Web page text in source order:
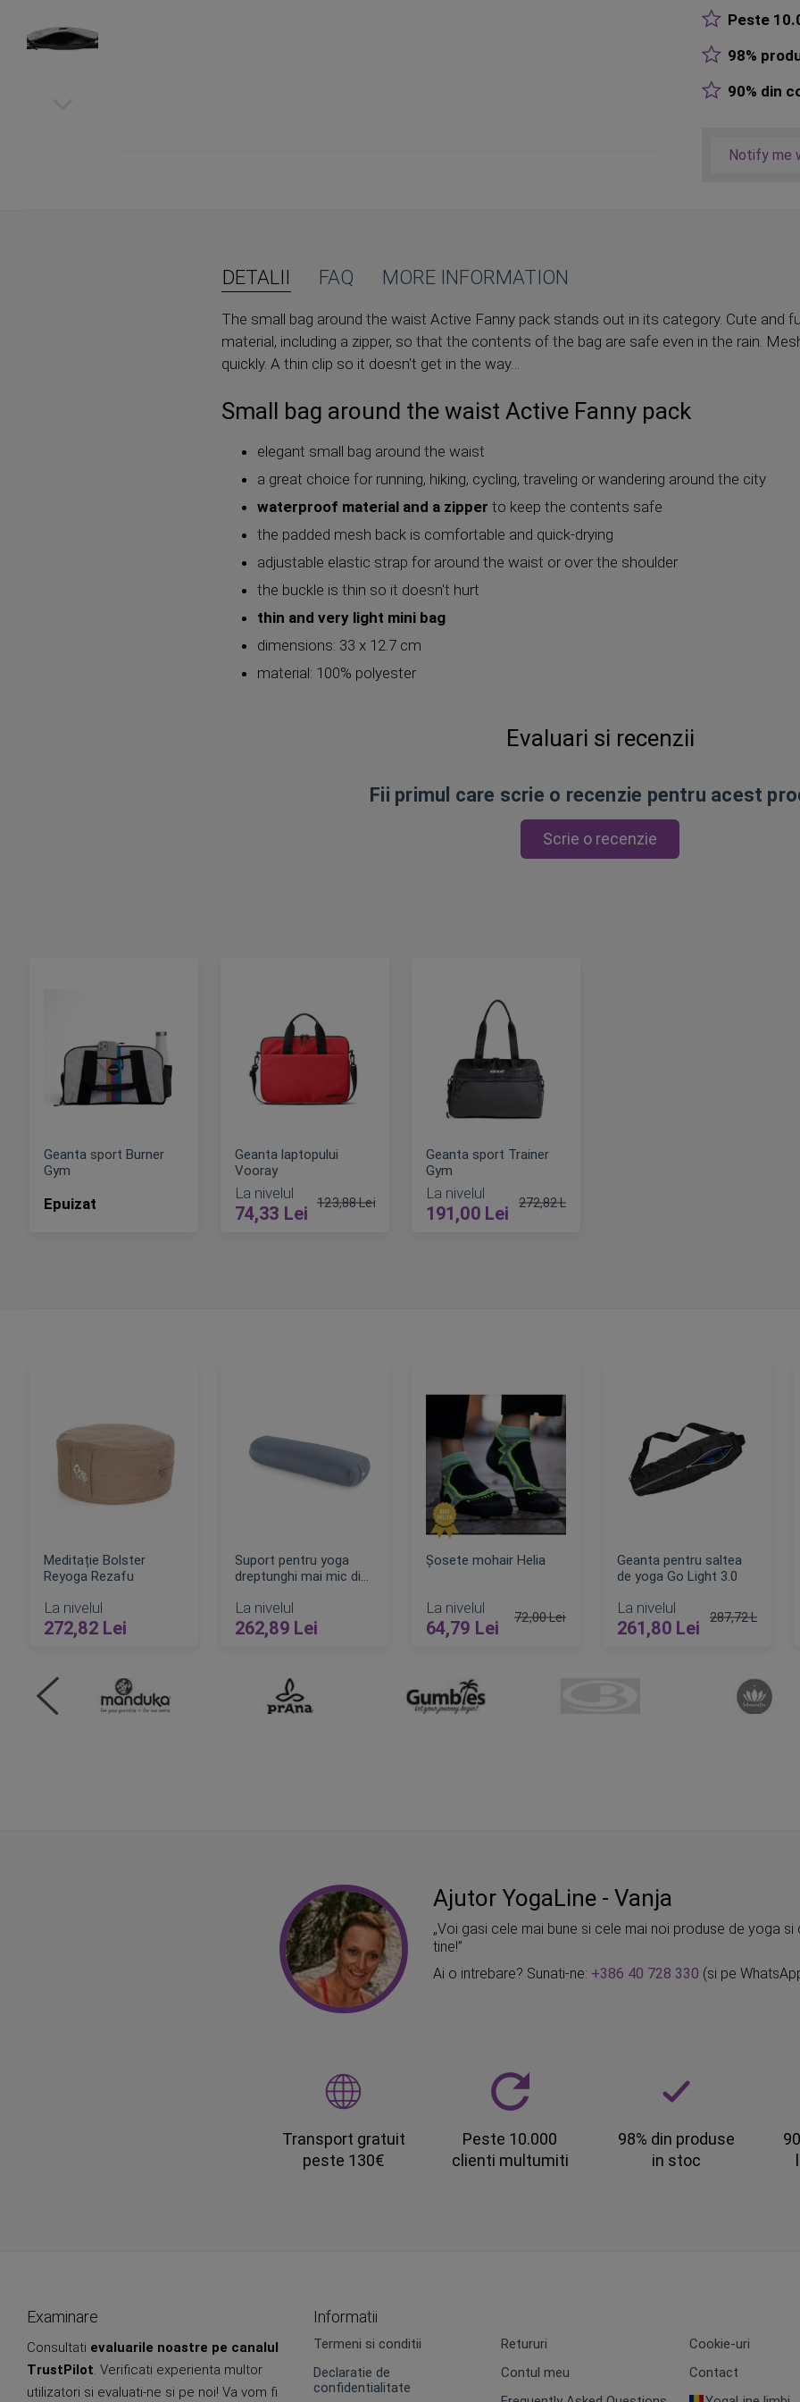
Peste
98%
90% din
Notify me
DETALII
The small bag around the waist Active Fanny pack stands out in its category. Cute and
material, including a zipper, so that the contents of the bag are safe even in the rain.
quickly. A thin clip so it doesn't get in the way…
Small bag around the waist Active Fanny pack
elegant small bag around the waist
a great choice for running, hiking, cycling, traveling or wandering around the city
waterproof material and a zipper to keep the contents safe
the padded mesh back is comfortable and quick-drying
adjustable elastic strap for around the waist or over the shoulder
the buckle is thin so it doesn't hurt
thin and very light mini bag
dimensions: 33 x 12.7 cm
material: 100% polyester
FAQ MORE INFORMATION
Evaluari si recenzii
Fii primul care scrie o recenzie pentru acest
Scrie o recenzie
Geanta sport Burner
Gym
Epuizat
Geanta laptopului
Vooray
La nivelul
74,33 Lei
123,88 Lei
Geanta sport Trainer
Gym
La nivelul
191,00 Lei
272,82 Lei
Meditație Bolster
Reyoga Rezafu
La nivelul
272,82 Lei
Suport pentru yoga
dreptunghi mai mic din
La nivelul
262,89 Lei
Șosete mohair Helia
La nivelul
64,79 Lei
72,00 Lei
Geanta pentru saltea
de yoga Go Light 3.0
La nivelul
261,80 Lei
287,72 Lei
Ajutor YogaLine - Vanja
„Voi gasi cele mai bune si cele mai noi produse de yoga
tine!”
Ai o intrebare? Sunati-ne: +386 40 728 330 (si pe
Transport gratuit
peste 130€
Peste 10.000
clienti multumiti
98% din produse
in stoc
Examinare
Consultati evaluarile noastre pe canalul
TrustPilot. Verificati experienta multor
utilizatori si evaluati-ne si pe noi! Va vom fi
Informatii
Termeni si conditii
Declaratie de
confidentialitate
Retururi
Contul meu
Cookie-uri
Contact